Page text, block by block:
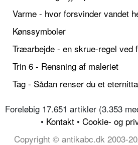
Varme - hvor forsvinder vandet
Kønssymboler
Træarbejde - en skrue-regel ved
Trin 6 - Rensning af maleriet
Tag - Sådan renser du et
Foreløbig 17.651 artikler (3.353
• Kontakt • Cookie- og
Copyright © antikabc.dk 2003-